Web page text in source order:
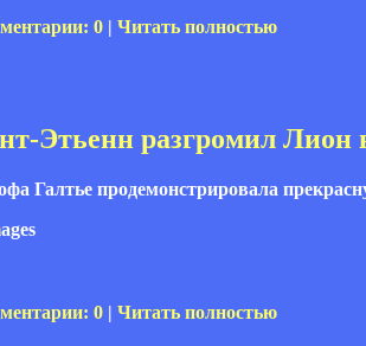
0 | Читать полностью
Этьенн разгромил Лион
Галтье продемонстрировала
0 | Читать полностью